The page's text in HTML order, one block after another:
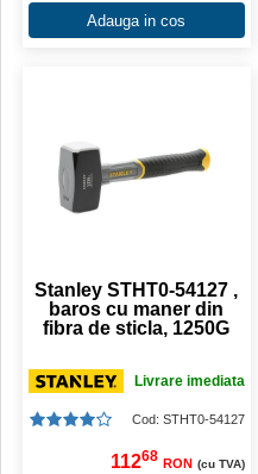
Adauga in cos
Stanley STHT0-54127 ,
baros cu maner din
fibra de sticla, 1250G
Livrare imediata
Cod: STHT0-54127
11268 RON (cu TVA)